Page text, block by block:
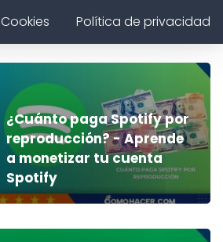
Cookies Política de privacidad
¿Cuánto paga Spotify por
reproducción? - Aprende
a monetizar tu cuenta
Spotify